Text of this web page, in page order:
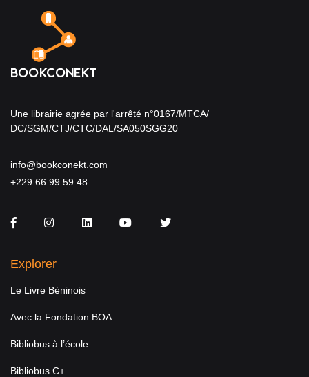
Une librairie agrée par l'arrêté n°0167/MTCA/
DC/SGM/CTJ/CTC/DAL/SA050SGG20
info@bookconekt.com
+229 66 99 59 48
FacebookInstagramLinkedInYou TubeTwitter
Explorer
Le Livre Béninois
Avec la Fondation BOA
Bibliobus à l’école
Bibliobus C+